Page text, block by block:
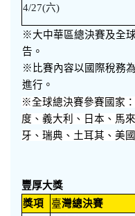
4/27(六)
※大中華區總決賽及全
告。
※ 比賽內容以國際稅務
進行。
※全球總決賽參賽國家
度、義大利、日本、馬
牙、瑞典、土耳其、美
豐厚大獎
獎項
臺灣總決賽